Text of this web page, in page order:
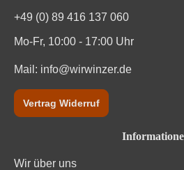
+49 (0) 89 416 137 060
Mo-Fr, 10:00 - 17:00 Uhr
Mail: info@wirwinzer.de
Vertrag Widerruf
Wir über uns